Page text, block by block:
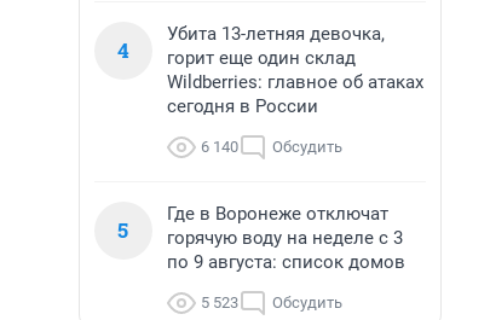
4
Убита 13-летняя девочка,
горит еще один склад
Wildberries: главное об атаках
сегодня в России
6 140 Обсудить
5
Где в Воронеже отключат
горячую воду на неделе с 3
по 9 августа: список домов
5 523 Обсудить